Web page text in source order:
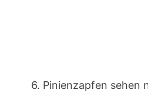
6. Pinienzapfen sehen